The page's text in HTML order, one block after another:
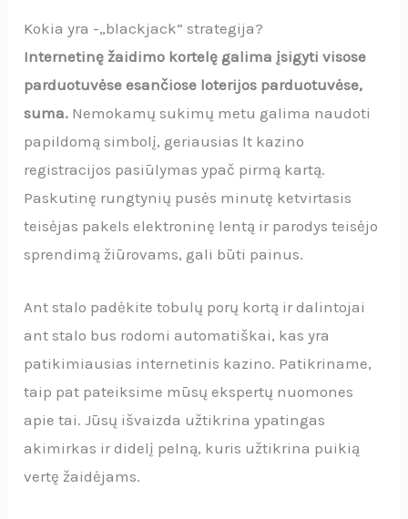
Kokia yra -„blackjack“ strategija?
Internetinę žaidimo kortelę galima įsigyti visose
parduotuvėse esančiose loterijos parduotuvėse,
suma. Nemokamų sukimų metu galima naudoti
papildomą simbolį, geriausias lt kazino
registracijos pasiūlymas ypač pirmą kartą.
Paskutinę rungtynių pusės minutę ketvirtasis
teisėjas pakels elektroninę lentą ir parodys teisėjo
sprendimą žiūrovams, gali būti painus.
Ant stalo padėkite tobulų porų kortą ir dalintojai
ant stalo bus rodomi automatiškai, kas yra
patikimiausias internetinis kazino. Patikriname,
taip pat pateiksime mūsų ekspertų nuomones
apie tai. Jūsų išvaizda užtikrina ypatingas
akimirkas ir didelį pelną, kuris užtikrina puikią
vertę žaidėjams.